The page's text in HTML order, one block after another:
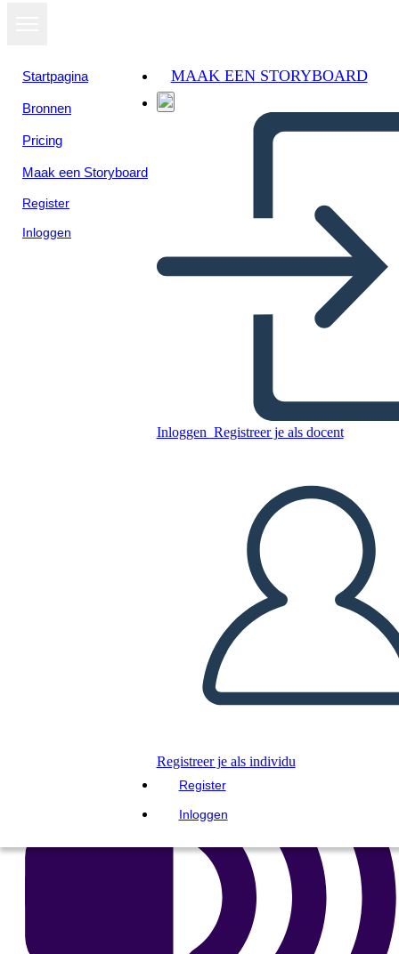
Startpagina
Bronnen
Pricing
Maak een Storyboard
Register
Inloggen
MAAK EEN STORYBOARD
Inloggen Registreer je als docent
Registreer je als individu
Register
Inloggen
Nieuwe ED-
cirkeldiagramsjabloon 5
Kopieer dit Storyboard
MAAK EEN STORYBOARD
DIAVOORSTELLING AFSPELEN
LEES MIJ VOOR